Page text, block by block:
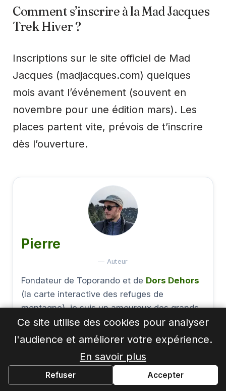
Comment s’inscrire à la Mad Jacques
Trek Hiver ?
Inscriptions sur le site officiel de Mad
Jacques (madjacques.com) quelques
mois avant l’événement (souvent en
novembre pour une édition mars). Les
places partent vite, prévois de t’inscrire
dès l’ouverture.
Pierre
— Auteur
Fondateur de Toporando et de Dors Dehors
(la carte interactive des refuges de
montagne), je suis un amoureux des grands
espaces et de la nature que j'explore chaque
fois que j'en ai l'occasion !
Ce site utilise des cookies pour analyser
l'audience et améliorer votre expérience.
En savoir plus
Refuser Accepter